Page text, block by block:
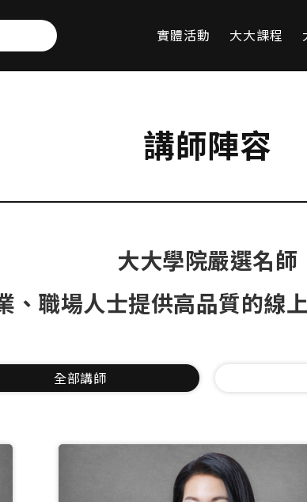
實體活動 大大課程
講師陣容
大大學院嚴選名師
、職場人士提供高品質的線
全部講師